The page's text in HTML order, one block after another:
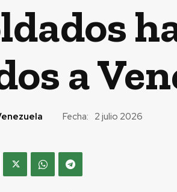
a
Fecha: 2 julio 2026